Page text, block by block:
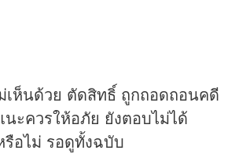
เห็นด้วย ตัดสิทธิ์ ถูกถอดถอนคดี
ะควรให้อภัย ยังตอบไม่ได้
รือไม่ รอดูทั้งฉบับ